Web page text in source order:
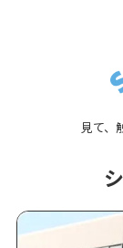
見て、